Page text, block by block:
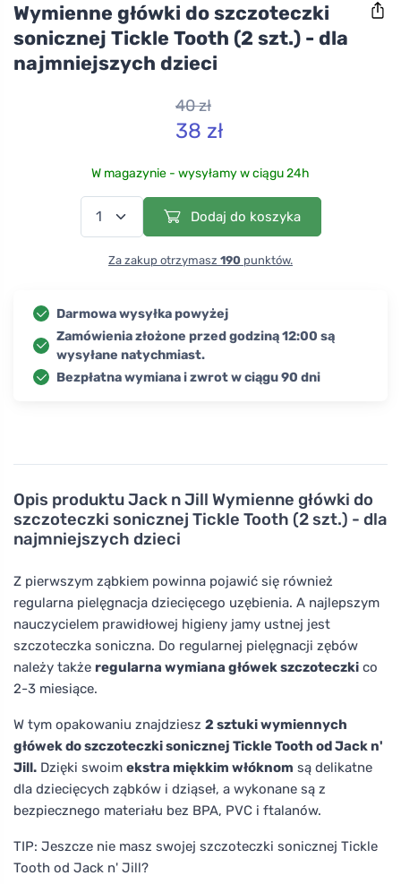
Opis produktuJack n Jill Wymienne główki do
szczoteczki sonicznej Tickle Tooth (2 szt.) - dla
najmniejszych dzieci
Z pierwszym ząbkiem powinna pojawić się również
regularna pielęgnacja dziecięcego uzębienia. A najlepszym
nauczycielem prawidłowej higieny jamy ustnej jest
szczoteczka soniczna. Do regularnej pielęgnacji zębów
należy także regularna wymiana główek szczoteczki co
2-3 miesiące.
W tym opakowaniu znajdziesz 2 sztuki wymiennych
główek do szczoteczki sonicznej Tickle Tooth od Jack n'
Jill. Dzięki swoim ekstra miękkim włóknom są delikatne
dla dziecięcych ząbków i dziąseł, a wykonane są z
bezpiecznego materiału bez BPA, PVC i ftalanów.
TIP: Jeszcze nie masz swojej szczoteczki sonicznej Tickle
Tooth od Jack n' Jill?
Wymienne główki do szczoteczki
sonicznej Tickle Tooth (2 szt.) - dla
najmniejszych dzieci
40 zł
38 zł
W magazynie - wysyłamy w ciągu 24h
Dodaj do koszyka
Za zakup otrzymasz 190 punktów.
Darmowa wysyłka powyżej
Zamówienia złożone przed godziną 12:00 są
wysyłane natychmiast.
Bezpłatna wymiana i zwrot w ciągu 90 dni